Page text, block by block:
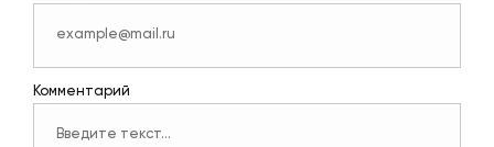
Комментарий